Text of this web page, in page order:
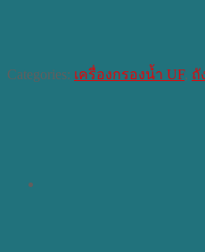
Categories: เครื่องกรองน้ำ UF, ถั